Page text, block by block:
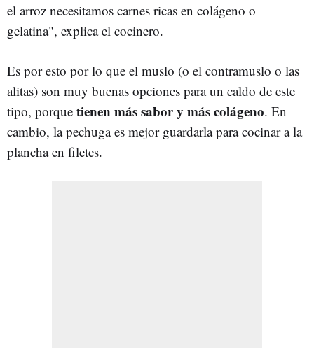
el arroz necesitamos carnes ricas en colágeno o
gelatina", explica el cocinero.
Es por esto por lo que el muslo (o el contramuslo o las
alitas) son muy buenas opciones para un caldo de este
tipo, porque tienen más sabor y más colágeno. En
cambio, la pechuga es mejor guardarla para cocinar a la
plancha en filetes.